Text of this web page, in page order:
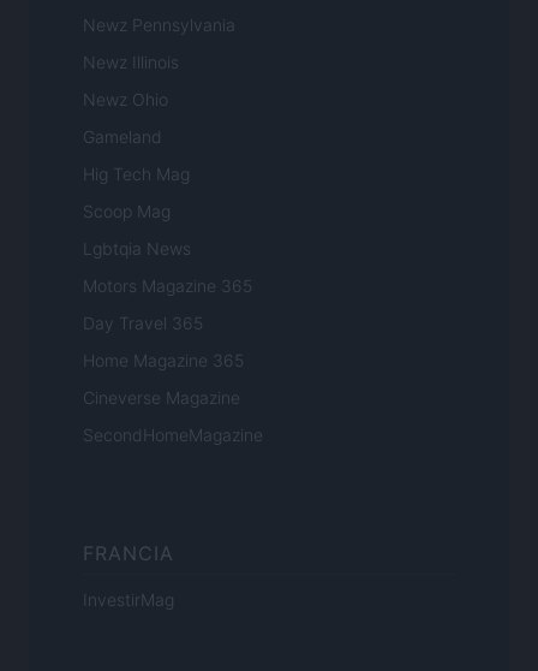
Newz Pennsylvania
Newz Illinois
Newz Ohio
Gameland
Hig Tech Mag
Scoop Mag
Lgbtqia News
Motors Magazine 365
Day Travel 365
Home Magazine 365
Cineverse Magazine
SecondHomeMagazine
FRANCIA
InvestirMag